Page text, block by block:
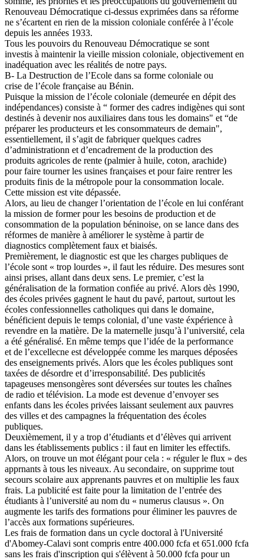
Renouveau Démocratique ci-dessus exprimées dans sa réforme
ne s’écartent en rien de la mission coloniale conférée à l’école
depuis les années 1933.
Tous les pouvoirs du Renouveau Démocratique se sont
investis à maintenir la vieille mission coloniale, objectivement en
inadéquation avec les réalités de notre pays.
B- La Destruction de l’Ecole dans sa forme coloniale ou
crise de l’école française au Bénin.
Puisque la mission de l’école coloniale (demeurée en dépit des
indépendances) consiste à “ former des cadres indigènes qui sont
destinés à devenir nos auxiliaires dans tous les domains" et “de
préparer les producteurs et les consommateurs de demain",
essentiellement, il s’agit de fabriquer quelques cadres
d’administrationn et d’encadrement de la production des
produits agricoles de rente (palmier à huile, coton, arachide)
pour faire tourner les usines françaises et pour faire rentrer les
produits finis de la métropole pour la consommation locale.
Cette mission est vite dépassée.
Alors, au lieu de changer l’orientation de l’école en lui conférant
la mission de former pour les besoins de production et de
consommation de la population béninoise, on se lance dans des
réformes de manière à améliorer le système à partir de
diagnostics complètement faux et biaisés.
Premièrement, le diagnostic est que les charges publiques de
l’école sont « trop lourdes », il faut les réduire. Des mesures sont
ainsi prises, allant dans deux sens. Le premier, c’est la
généralisation de la formation confiée au privé. Alors dès 1990,
des écoles privées gagnent le haut du pavé, partout, surtout les
écoles confessionnelles catholiques qui dans le domaine,
bénéficient depuis le temps colonial, d’une vaste éxpérience à
revendre en la matière. De la maternelle jusqu’à l’université, cela
a été généralisé. En même temps que l’idée de la performance
et de l’excellecne est développée comme les marques déposées
des enseignements privés. Alors que les écoles publiques sont
taxées de désordre et d’irresponsabilité. Des publicités
tapageuses mensongères sont déversées sur toutes les chaînes
de radio et télévision. La mode est devenue d’envoyer ses
enfants dans les écoles privées laissant seulement aux pauvres
des villes et des campagnes la fréquentation des écoles
publiques.
Deuxièmement, il y a trop d’étudiants et d’élèves qui arrivent
dans les établissements publics : il faut en limiter les effectifs.
Alors, on trouve un mot élégant pour cela : « réguler le flux » des
apprnants à tous les niveaux. Au secondaire, on supprime tout
secours scolaire aux apprenants pauvres et on multiplie les faux
frais. La publicité est faite pour la limitation de l’entrée des
étudiants à l’université au nom du « numerus clausus ». On
augmente les tarifs des formations pour éliminer les pauvres de
l’accès aux formations supérieures.
Les frais de formation dans un cycle doctoral à l'Université
d'Abomey-Calavi sont compris entre 400.000 fcfa et 651.000 fcfa
sans les frais d'inscription qui s'élèvent à 50.000 fcfa pour un